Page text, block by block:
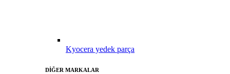
Kyocera yedek parça
DİĞER MARKALAR